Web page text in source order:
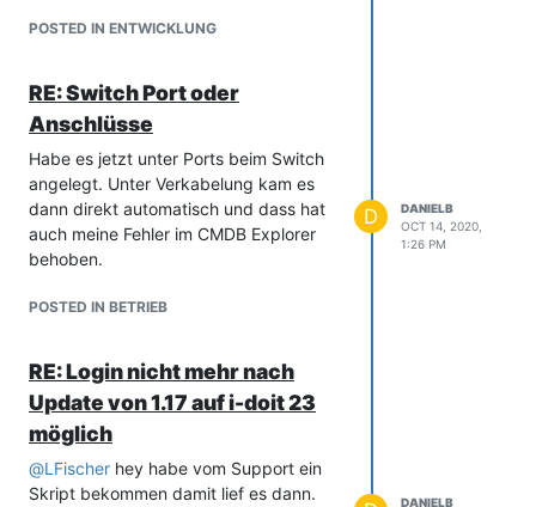
POSTED IN ENTWICKLUNG
RE: Switch Port oder
Anschlüsse
Habe es jetzt unter Ports beim Switch
angelegt. Unter Verkabelung kam es
dann direkt automatisch und dass hat
auch meine Fehler im CMDB Explorer
behoben.
POSTED IN BETRIEB
D
DANIELB
OCT 14, 2020,
1:26 PM
RE: Login nicht mehr nach
Update von 1.17 auf i-doit 23
möglich
@LFischer hey habe vom Support ein
Skript bekommen damit lief es dann.
DANIELB